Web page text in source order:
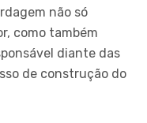
não só
como também
diante das
de construção do